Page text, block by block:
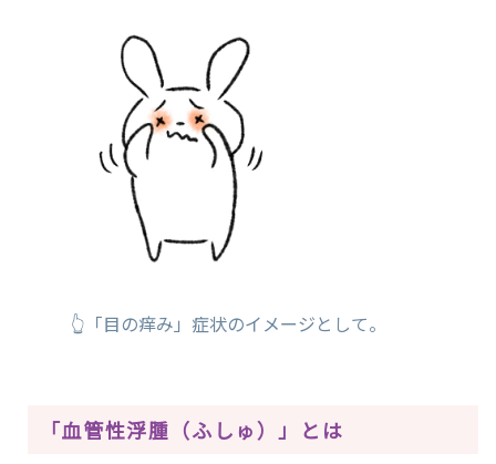
👆「目の痒み」症状のイメージとして。
「血管性浮腫（ふしゅ）」とは